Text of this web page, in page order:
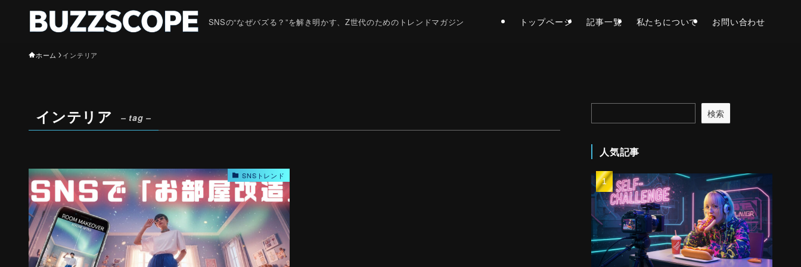
SNSの“なぜバズる？”を解き明かす、Z世代のためのトレンドマガジン トップページ 記事一覧 私たちについて お問い合わせ
ホーム インテリア
インテリア – tag –
SNSトレンド
検索
人気記事